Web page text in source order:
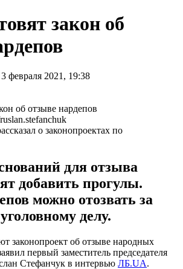
закон об
февраля 2021, 19:38
о законопроектах по
для отзыва
добавить прогулы.
можно отозвать за
делу.
законопроект об отзыве народных
первый заместитель председателя
Стефанчук в интервью ЛБ.UA.